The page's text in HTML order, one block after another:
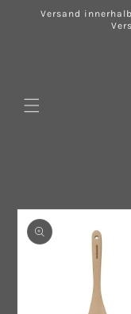
zumVersand